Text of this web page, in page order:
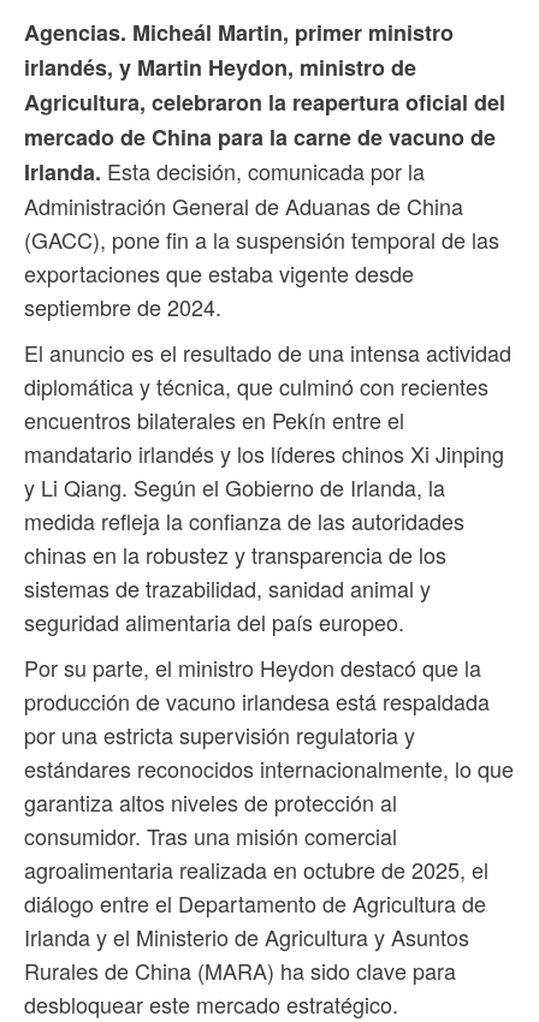
Agencias. Micheál Martin, primer ministro
irlandés, y Martin Heydon, ministro de
Agricultura, celebraron la reapertura oficial del
mercado de China para la carne de vacuno de
Irlanda. Esta decisión, comunicada por la
Administración General de Aduanas de China
(GACC), pone fin a la suspensión temporal de las
exportaciones que estaba vigente desde
septiembre de 2024.
El anuncio es el resultado de una intensa actividad
diplomática y técnica, que culminó con recientes
encuentros bilaterales en Pekín entre el
mandatario irlandés y los líderes chinos Xi Jinping
y Li Qiang. Según el Gobierno de Irlanda, la
medida refleja la confianza de las autoridades
chinas en la robustez y transparencia de los
sistemas de trazabilidad, sanidad animal y
seguridad alimentaria del país europeo.
Por su parte, el ministro Heydon destacó que la
producción de vacuno irlandesa está respaldada
por una estricta supervisión regulatoria y
estándares reconocidos internacionalmente, lo que
garantiza altos niveles de protección al
consumidor. Tras una misión comercial
agroalimentaria realizada en octubre de 2025, el
diálogo entre el Departamento de Agricultura de
Irlanda y el Ministerio de Agricultura y Asuntos
Rurales de China (MARA) ha sido clave para
desbloquear este mercado estratégico.